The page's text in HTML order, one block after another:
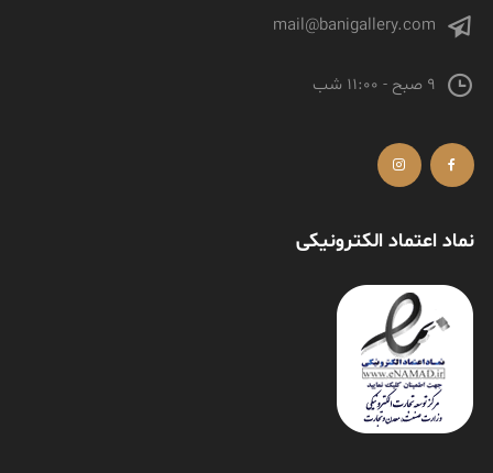
mail@banigallery.com
9 صبح - 11:00 شب
نماد اعتماد الکترونیکی